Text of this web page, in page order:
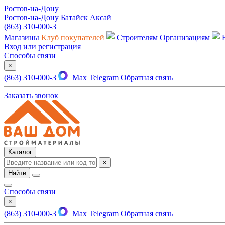
Ростов-на-Дону
Ростов-на-Дону Батайск Аксай
(863) 310-000-3
Магазины Клуб покупателей Строителям Организациям
Вход или регистрация
Способы связи
×
(863) 310-000-3 Max Telegram Обратная связь
Заказать звонок
Каталог
×
Найти
Способы связи
×
(863) 310-000-3 Max Telegram Обратная связь